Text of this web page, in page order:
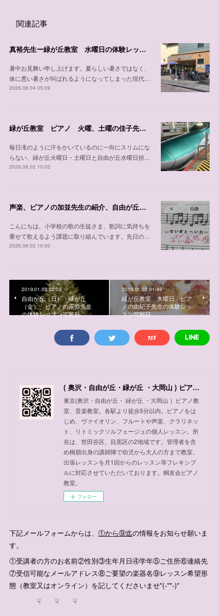
関連記事
真裕先生ー緑が丘教室 水曜日の体験レッスン可能日程
暑中お見舞い申し上げます。夏らしい暑さではなく、
体に悪い暑さが叫ばれるようになってしまった現代…
2026.08.04 05:09
緑が丘教室 ピアノ 火曜、土曜の佳子先生の紹介
毎日滝のように汗をかいているのに一向にスリムにな
らない、緑が丘火曜日・土曜日と自由が丘水曜日担…
2026.08.02 10:02
声楽、ピアノの加並先生の紹介、自由が丘教室 木曜日、 土曜日、日曜日/緑が丘教室 金曜日
こんにちは。小学校の歌の生徒さま、歌詞に気持ちを
乗せて歌えるよう課題に取り組んでいます。先日の…
2026.08.02 10:00
2019.01.02 02:02
自由が丘（日）・緑が丘
（金）、ピアノの露弥先生
の体験レッスン可能日
2019.01.02 01:49
緑が丘教室 木曜日 ピア
ノの由紀子先生の体験レッ
スン可能日
( 奥沢・自由が丘・緑が丘 ・大岡山 ) ピアノ教室、音楽教室
東京(奥沢・自由が丘・ 緑が丘 ・大岡山 ）ピアノ教
室、音楽教室。各駅より徒歩5分以内。ピアノをは
じめ、ヴァイオリン、フルートや声楽、クラリネッ
ト、リトミックソルフェージュの個人レッスン。所
在は、世田谷区、目黒区の2地域です。管理者を含
め桐朋出身の講師陣で幼児から大人の方まで教室、
出張レッスンを月1回からのレッスン等フレキシブ
ルに対応させていただいております。桐友会ピアノ
教室。
フォロー
下記メールフォームからは、 ①から⑨迄の情報をお知らせ願いま
す。
①受講者の方のお名前②性別③生年月日④学年⑤ご住所⑥連絡先
⑦受信可能なメールアドレス⑧ご要望の楽器名⑨レッスン希望形
態（教室又はオンライン）を記してくださいませ"(-""-)"
☟ ☟ ☟